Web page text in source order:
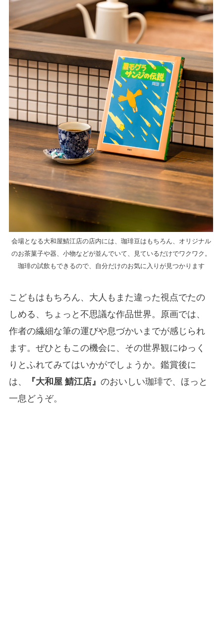
会場となる大和屋鯖江店の店内には、珈琲豆はもちろん、オリジナル
のお茶菓子や器、小物などが並んでいて、見ているだけでワクワク。
珈琲の試飲もできるので、自分だけのお気に入りが見つかります
こどもはもちろん、大人もまた違った視点でたの
しめる、ちょっと不思議な作品世界。原画では、
作者の繊細な筆の運びや息づかいまでが感じられ
ます。ぜひともこの機会に、その世界観にゆっく
りとふれてみてはいかがでしょうか。鑑賞後に
は、
『大和屋 鯖江店』 のおいしい珈琲で、ほっと
一息どうぞ。